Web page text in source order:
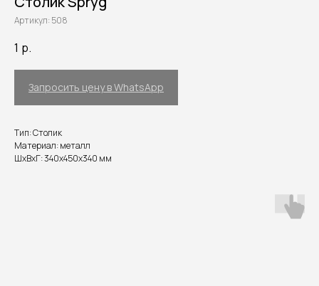
Артикул: 508
1 р.
Запросить цену в WhatsApp
Тип: Столик
Материал: металл
ШxВxГ: 340x450x340 мм